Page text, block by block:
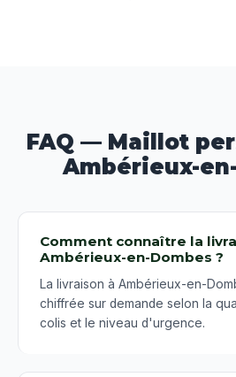
FAQ — Maillot
Ambérieux-
Comment connaître la
Ambérieux-en-Dombes ?
La livraison à Ambérieux-en-
chiffrée sur demande selon la
colis et le niveau d'urgence.